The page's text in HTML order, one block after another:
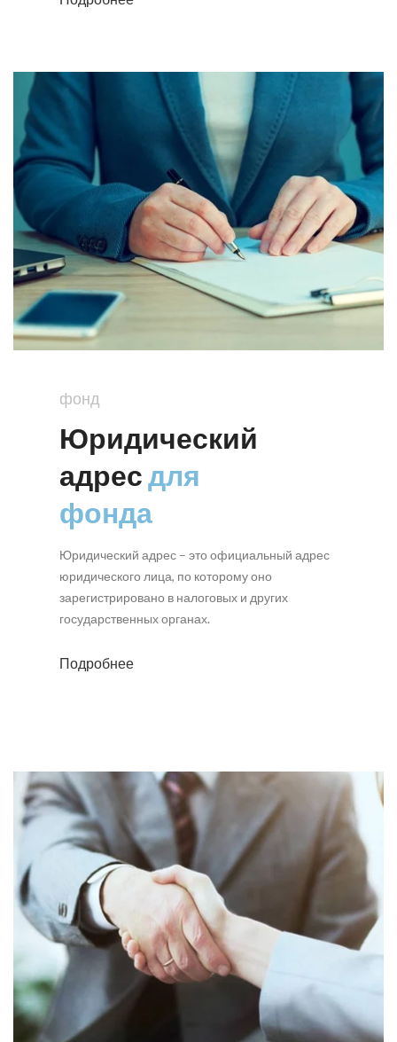
фонд
Юридический
адресдля
фонда
Юридический адрес – это официальный адрес
юридического лица, по которому оно
зарегистрировано в налоговых и других
государственных органах.
Подробнее